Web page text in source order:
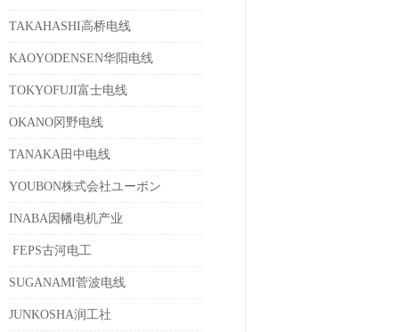
TAKAHASHI高桥电线
KAOYODENSEN华阳电线
TOKYOFUJI富士电线
OKANO冈野电线
TANAKA田中电线
YOUBON株式会社ユーボン
INABA因幡电机产业
FEPS古河电工
SUGANAMI菅波电线
JUNKOSHA润工社